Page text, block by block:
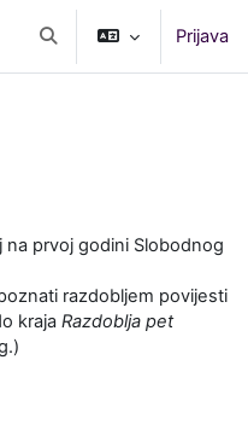
Uključi/isključi polje za
Prijava
na prvoj godini Slobodnog
razdobljem povijesti
kraja Razdoblja pet